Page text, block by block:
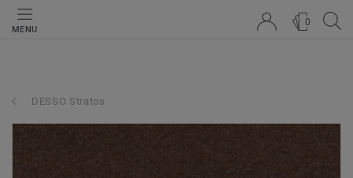
MENU
0
DESSO Stratos